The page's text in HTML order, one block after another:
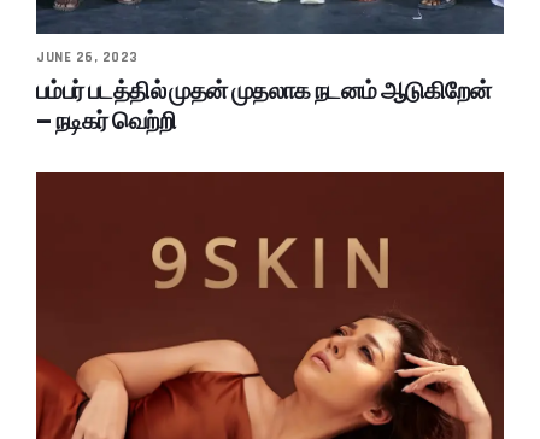
JUNE 26, 2023
பம்பர் படத்தில் முதன் முதலாக நடனம் ஆடுகிறேன்
– நடிகர் வெற்றி